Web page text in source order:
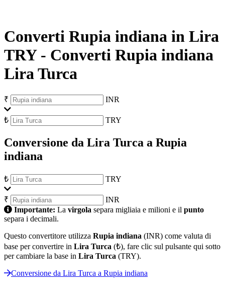
Converti Rupia indiana in Lira
TRY- Converti Rupia indiana
Lira Turca
₹ INR
₺ TRY
Conversione da Lira Turca a Rupia
indiana
₺ TRY
₹
INR
Importante: La virgola separa migliaia e milioni e il punto
separa i decimali.
Questo convertitore utilizza Rupia indiana (INR) come valuta di
base per convertire in Lira Turca (₺), fare clic sul pulsante qui sotto
per cambiare la base in Lira Turca (TRY).
Conversione da Lira Turca a Rupia indiana